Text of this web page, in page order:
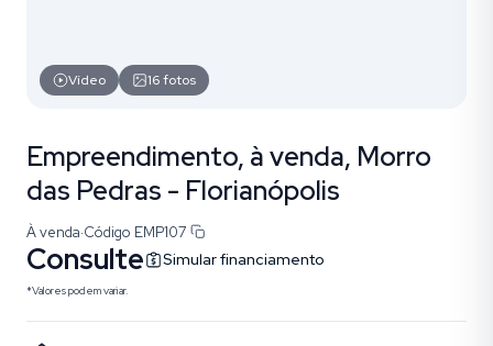
Vídeo 16fotos
Empreendimento, à venda, Morro
das Pedras - Florianópolis
À venda·Código EMP107
Consulte Simular financiamento
*Valores podem variar.